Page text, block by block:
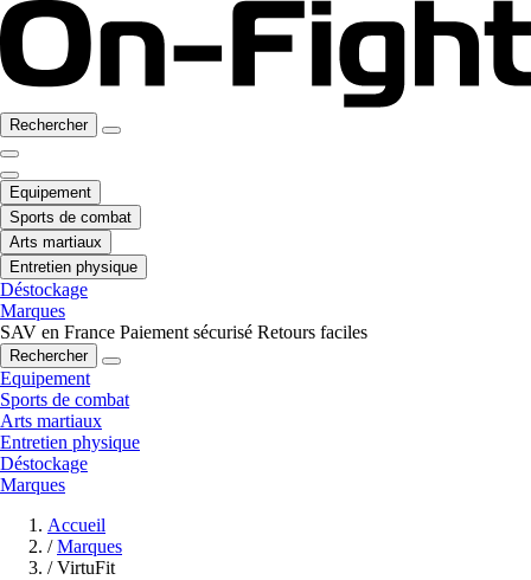
Rechercher
Equipement
Sports de combat
Arts martiaux
Entretien physique
Déstockage
Marques
SAV en France Paiement sécurisé Retours faciles
Rechercher
Equipement
Sports de combat
Arts martiaux
Entretien physique
Déstockage
Marques
Accueil
/ Marques
/ VirtuFit